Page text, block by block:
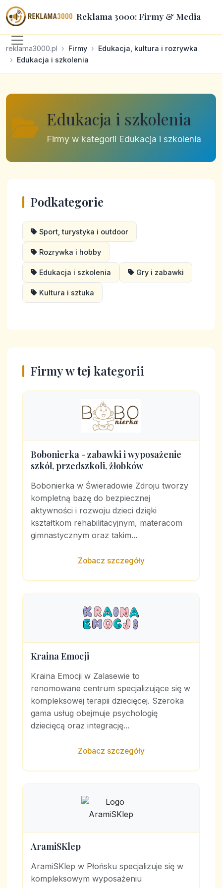
Reklama 3000: Firmy & Media
reklama3000.pl Firmy
Edukacja, kultura i rozrywka
Edukacja i szkolenia
Edukacja i szkolenia
Firmy w kategorii Edukacja i szkolenia
Podkategorie
Sport, turystyka i outdoor
Rozrywka i hobby
Edukacja i szkolenia Gry i zabawki
Kultura i sztuka
Firmy w tej kategorii
Bobonierka - zabawki i wyposażenie
szkół, przedszkoli, żłobków
Bobonierka w Świeradowie Zdroju tworzy
kompletną bazę do bezpiecznej
aktywności i rozwoju dzieci dzięki
kształtkom rehabilitacyjnym, materacom
gimnastycznym oraz takim...
Zobacz szczegóły
Kraina Emocji
Kraina Emocji w Zalasewie to
renomowane centrum specjalizujące się w
kompleksowej terapii dziecięcej. Szeroka
gama usług obejmuje psychologię
dziecięcą oraz integrację...
Zobacz szczegóły
AramiSKlep
AramiSKlep w Płońsku specjalizuje się w
kompleksowym wyposażeniu